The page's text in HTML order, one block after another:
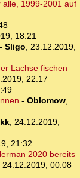
alle, 1999-2001 auf
18:21
Sligo
23.12.2019,
Lachse fischen
22:17
- Oblomow,
, 24.12.2019,
21:32
2020 bereits
24.12.2019, 00:08